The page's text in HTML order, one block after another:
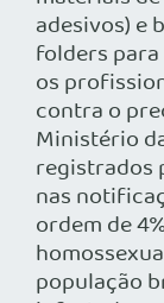
adesivos) e
folders
os
contra o
Ministério
registrados
nas
ordem de
população